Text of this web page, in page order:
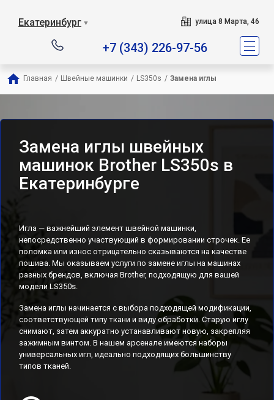
Екатеринбург ▼ улица 8 Марта, 46
+7 (343) 226-97-56
Главная / Швейные машинки / LS350s / Замена иглы
Замена иглы швейных
машинок Brother LS350s в
Екатеринбурге
Игла — важнейший элемент швейной машинки,
непосредственно участвующий в формировании строчек. Ее
поломка или износ отрицательно сказываются на качестве
пошива. Мы оказываем услуги по замене иглы на машинах
разных брендов, включая Brother, подходящую для вашей
модели LS350s.
Замена иглы начинается с выбора подходящей модификации,
соответствующей типу ткани и виду обработки. Старую иглу
снимают, затем аккуратно устанавливают новую, закрепляя
зажимным винтом. В нашем арсенале имеются наборы
универсальных игл, идеально подходящих большинству
типов тканей.